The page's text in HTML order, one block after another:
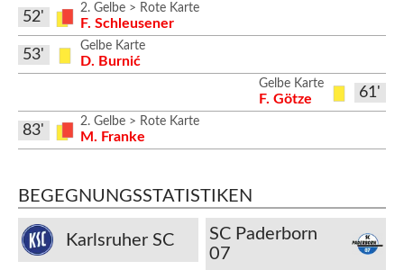
2. Gelbe > Rote Karte
F. Schleusener
52'
Gelbe Karte
D. Burnić
53'
61'
Gelbe Karte
F. Götze
2. Gelbe > Rote Karte
M. Franke
83'
BEGEGNUNGSSTATISTIKEN
Karlsruher SC
SC Paderborn
07